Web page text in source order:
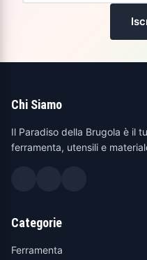
Chi Siamo
Il Paradiso della Brugola è il
ferramenta, utensili e
Categorie
Ferramenta